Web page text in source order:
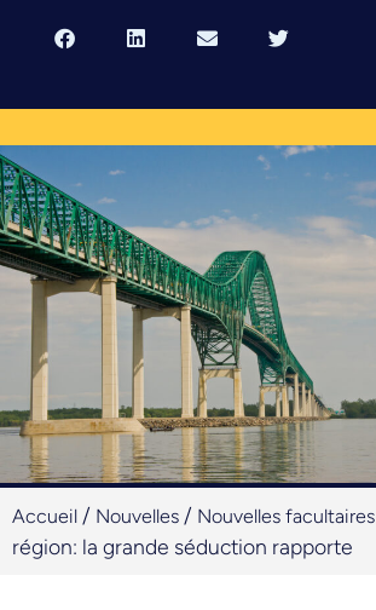
Accueil / Nouvelles / Nouvelles facultaires
région: la grande séduction rapporte